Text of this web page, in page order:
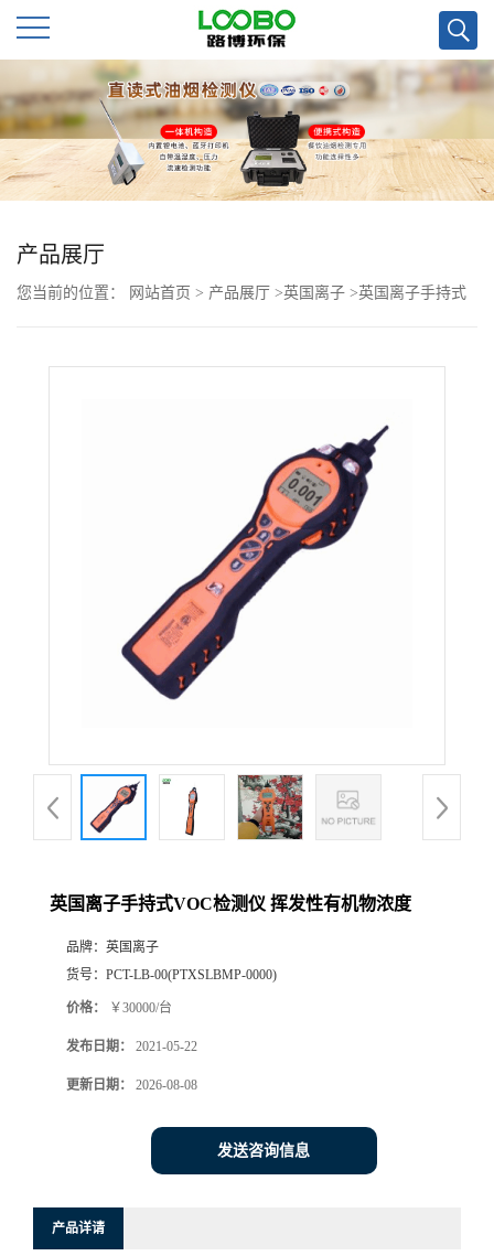
公
司
首
页
公
品
厅
系
产品展厅
您当前的位置： 网站首页 > 产品展厅 >英国离子 >英国离子手持式
英国离子手持式VOC检测仪 挥发性有机物浓度
品牌： 英国离子
货号： PCT-LB-00(PTXSLBMP-0000)
价格： ￥30000/台
发布日期： 2021-05-22
更新日期： 2026-08-08
发送咨询信息
产品详请